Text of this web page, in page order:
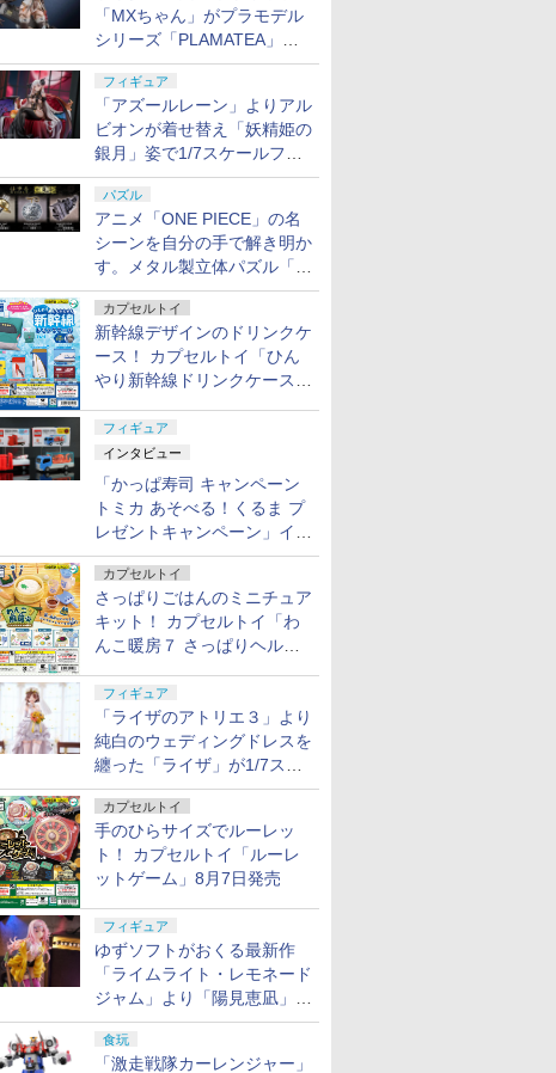
「MXちゃん」がプラモデル
シリーズ「PLAMATEA」で
登場！ 2027年1月発売予定
フィギュア
「アズールレーン」よりアル
ビオンが着せ替え「妖精姫の
銀月」姿で1/7スケールフィ
ギュア化！
パズル
アニメ「ONE PIECE」の名
シーンを自分の手で解き明か
す。メタル製立体パズル「は
ずる ONE PIECE」シリーズ
3種が登場
カプセルトイ
新幹線デザインのドリンクケ
ース！ カプセルトイ「ひん
やり新幹線ドリンクケース」
フィギュア
インタビュー
「かっぱ寿司 キャンペーン
トミカ あそべる！くるま プ
レゼントキャンペーン」イン
タビュー
カプセルトイ
さっぱりごはんのミニチュア
キット！ カプセルトイ「わ
んこ暖房７ さっぱりヘルシ
フィギュア
「ライザのアトリエ３」より
純白のウェディングドレスを
纏った「ライザ」が1/7スケ
ールフィギュアで登場！
カプセルトイ
手のひらサイズでルーレッ
ト！ カプセルトイ「ルーレ
ットゲーム」8月7日発売
フィギュア
ゆずソフトがおくる最新作
「ライムライト・レモネード
ジャム」より「陽見恵凪」が
1/3.5スケールフィギュアで
登場！
食玩
「激走戦隊カーレンジャー」